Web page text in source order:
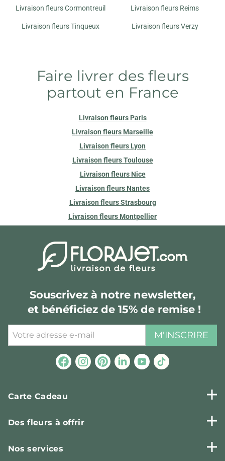
Livraison fleurs Cormontreuil Livraison fleurs Reims
Livraison fleurs Tinqueux Livraison fleurs Verzy
Faire livrer des fleurs
partout en France
Livraison fleurs Paris
Livraison fleurs Marseille
Livraison fleurs Lyon
Livraison fleurs Toulouse
Livraison fleurs Nice
Livraison fleurs Nantes
Livraison fleurs Strasbourg
Livraison fleurs Montpellier
Souscrivez à notre newsletter,
et bénéficiez de 15% de remise !
M'INSCRIRE
Carte Cadeau
Des fleurs à offrir
Nos services